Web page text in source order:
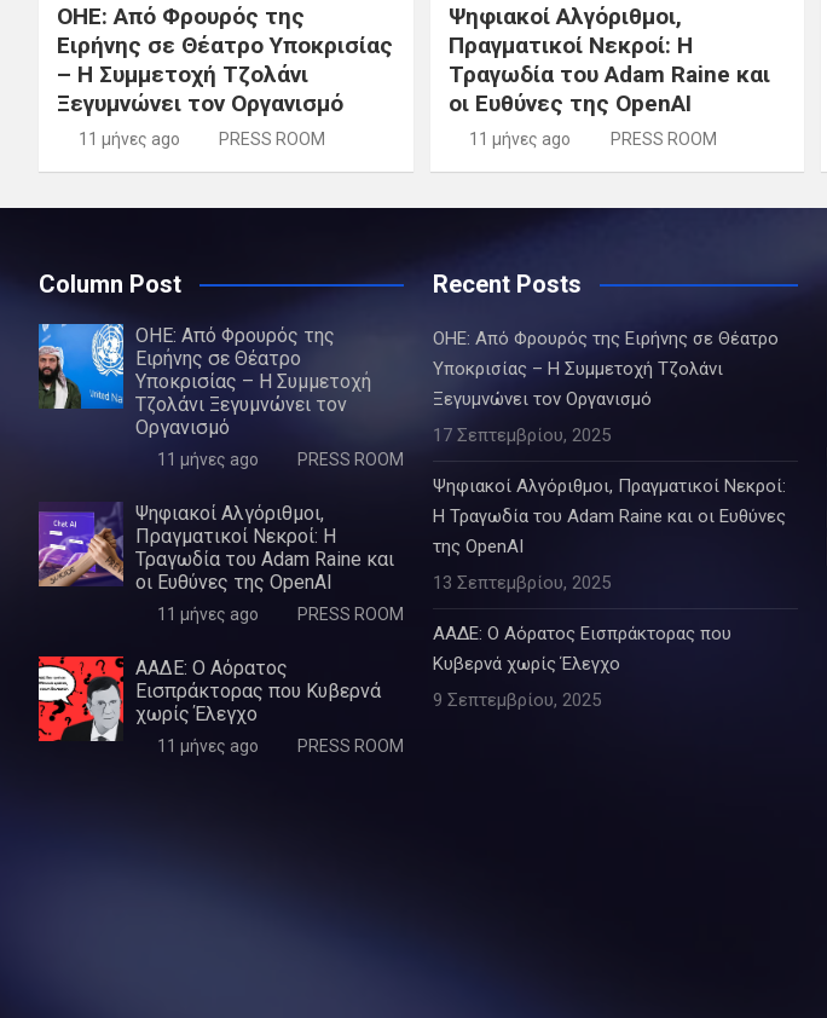
ΟΗΕ: Από Φρουρός της
Ειρήνης σε Θέατρο Υποκρισίας
– Η Συμμετοχή Τζολάνι
Ξεγυμνώνει τον Οργανισμό
11 μήνες ago PRESS ROOM
Ψηφιακοί Αλγόριθμοι,
Πραγματικοί Νεκροί: Η
Τραγωδία του Adam Raine και
οι Ευθύνες της OpenAI
11 μήνες ago PRESS ROOM
Column Post
ΟΗΕ: Από Φρουρός της
Ειρήνης σε Θέατρο
Υποκρισίας – Η Συμμετοχή
Τζολάνι Ξεγυμνώνει τον
Οργανισμό
11 μήνες ago PRESS ROOM
Ψηφιακοί Αλγόριθμοι,
Πραγματικοί Νεκροί: Η
Τραγωδία του Adam Raine και
οι Ευθύνες της OpenAI
11 μήνες ago PRESS ROOM
ΑΑΔΕ: Ο Αόρατος
Εισπράκτορας που Κυβερνά
χωρίς Έλεγχο
11 μήνες ago PRESS ROOM
Recent Posts
ΟΗΕ: Από Φρουρός της Ειρήνης σε Θέατρο
Υποκρισίας – Η Συμμετοχή Τζολάνι
Ξεγυμνώνει τον Οργανισμό
17 Σεπτεμβρίου, 2025
Ψηφιακοί Αλγόριθμοι, Πραγματικοί Νεκροί:
Η Τραγωδία του Adam Raine και οι Ευθύνες
της OpenAI
13 Σεπτεμβρίου, 2025
ΑΑΔΕ: Ο Αόρατος Εισπράκτορας που
Κυβερνά χωρίς Έλεγχο
9 Σεπτεμβρίου, 2025